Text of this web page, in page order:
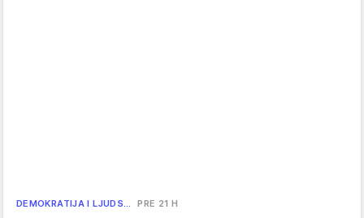
DEMOKRATIJA I LJUDS… PRE 21 H